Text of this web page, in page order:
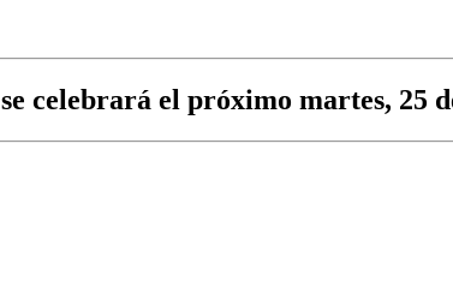
celebrará el próximo martes, 25